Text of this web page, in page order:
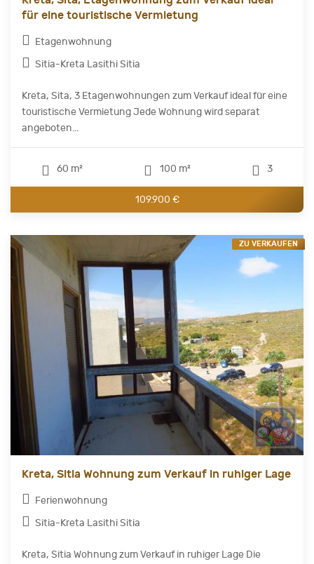
für eine touristische Vermietung
Etagenwohnung
Sitia-Kreta Lasithi Sitia
Kreta, Sita, 3 Etagenwohnungen zum Verkauf ideal für eine
touristische Vermietung Jede Wohnung wird separat
angeboten...
60 m² 100 m² 3
109.900 €
Kreta, Sitia Wohnung zum Verkauf in ruhiger Lage
Ferienwohnung
Sitia-Kreta Lasithi Sitia
Kreta, Sitia Wohnung zum Verkauf in ruhiger Lage Die
ZU VERKAUFEN